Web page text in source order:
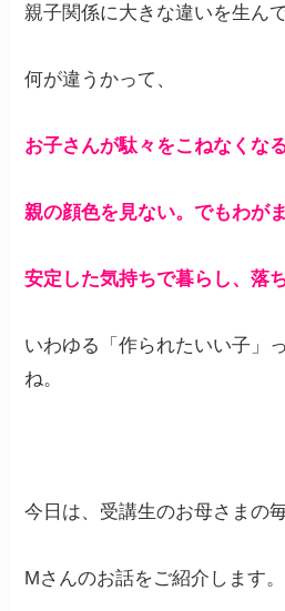
親子関係に大きな違いを生ん
何が違うかって、
お子さんが駄々をこねなくな
親の顔色を見ない。でもわが
安定した気持ちで暮らし、落
いわゆる「作られたいい子」
ね。
今日は、受講生のお母さまの
Mさんのお話をご紹介します。